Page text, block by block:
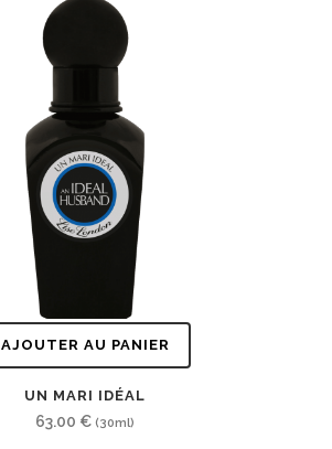
AJOUTER AU PANIER
UN MARI IDÉAL
63.00 € (30ml)